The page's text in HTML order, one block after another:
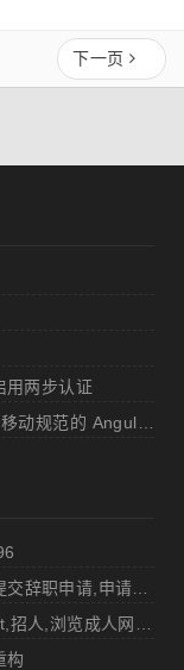
下一页
用两步认证
构